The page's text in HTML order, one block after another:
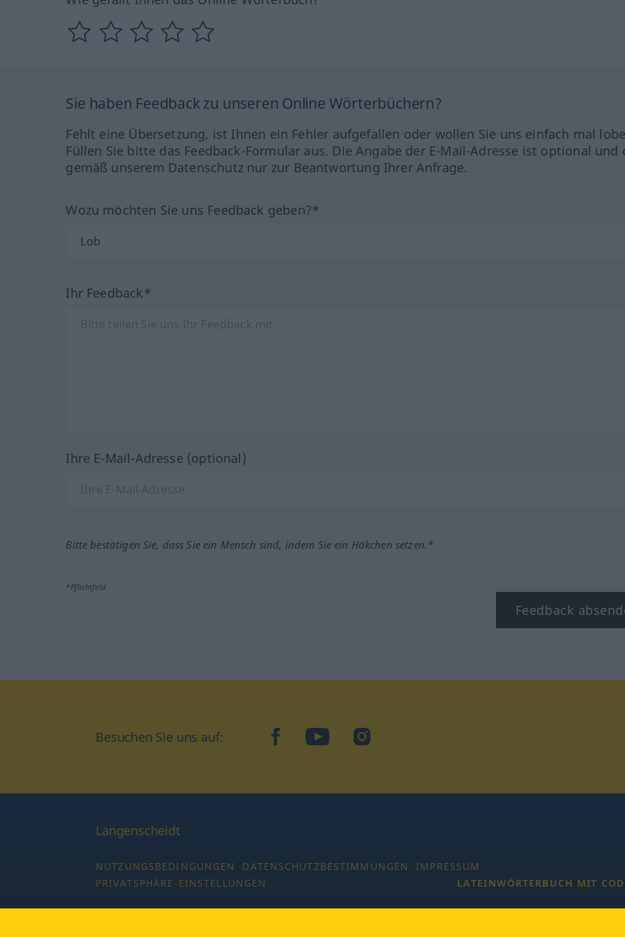
Sie haben Feedback zu unseren Online Wörterbüchern?
Fehlt eine Übersetzung, ist Ihnen ein Fehler aufgefallen oder wollen Sie uns einfach mal
Füllen Sie bitte das Feedback-Formular aus. Die Angabe der E-Mail-Adresse ist optional und
gemäß unserem Datenschutz nur zur Beantwortung Ihrer Anfrage.
Wozu möchten Sie uns Feedback geben?*
Ihr Feedback*
Ihre E-Mail-Adresse (optional)
Bitte bestätigen Sie, dass Sie ein Mensch sind, indem Sie ein Häkchen setzen.*
*Pflichtfeld
Feedback
Besuchen Sie uns auf: facebookYouTubeInstagram
Langenscheidt
NUTZUNGSBEDINGUNGEN DATENSCHUTZBESTIMMUNGEN
IMPRESSUM
PRIVATSPHÄRE-EINSTELLUNGEN
LATEINWÖRTERBUCH MIT